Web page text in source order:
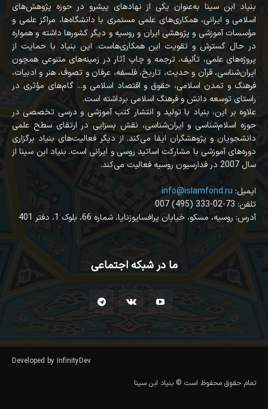
بنیاد ابن سینا به‌عنوان یکی از نهادهای پیشرو در حوزه پژوهش‌های
اسلامی و ایرانی، همکاری‌های علمی مستمری با دانشگاه‌ها، مراکز علمی و
مؤسسات آموزشی و پژوهشی ایران و روسیه و دیگر کشورها داشته و همواره
در حال گسترش و تقویت این همکاری‌هاست. این بنیاد با حمایت از
پروژه‌های علمی، تألیف، ترجمه و چاپ آثار در زمینه‌های متنوعی همچون
ایران‌شناسی، قرآن‌ و حدیث، تاریخ، فلسفه، عرفان و تصوف، هنر و ادبیات،
فرهنگ و تمدن اسلامی، حقوق و اقتصاد اسلامی و... گام‌های مؤثری در
راستای توسعه دانش و فرهنگ اسلامی برداشته است.
علاوه بر این، بنیاد با تولید و انتشار کتب آموزشی و درسی تخصصی در
حوزه اسلام‌شناسی و ایران‌شناسی، نقش بسزایی در ارتقای سطح علمی
دانشجویان و پژوهشگران ایفا می‌کند. از دیگر فعالیت‌های بنیاد برگزاری
دوره‌های آموزشی با مشارکت اساتید روسی و ایرانی است. بنیاد ابن سینا از
سال 2007 در فدارسیون روسیه فعالیت می‌کند.
info@islamfond.ru :ایمیل
007 (495) 333-02-73 :تلفن
آدرس: روسیه، مسکو، خیابان پرافسایوزنایا، شماره 66، بلوک 1، دفتر 401
ما در شبکه اجتماعی
Developed by InfinityDev
تمام حقوق محفوظ است © بنیاد ابن سینا